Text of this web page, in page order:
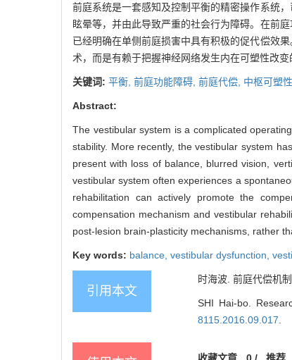
前庭系统是一套感知及控制平衡的精密操作系统
眩晕等，并由此导致严重的社会行为障碍。在前
已经明确在单侧前庭损害中具有积极的促代偿效
术，而是有赖于把握神经网络发生内在可塑性改变
关键词: 平衡, 前庭功能障碍, 前庭代偿, 中枢可塑
Abstract:
The vestibular system is a complicated
stability. More recently, the vestibular system
present with loss of balance, blurred vision,
vestibular system often experiences a
rehabilitation can actively promote the
compensation mechanism and vestibular
post-lesion brain-plasticity mechanisms, rather
Key words: balance, vestibular dysfunction,
引用本文
时海波. 前庭代偿机
SHI Hai-bo.
8115.2016.09.017.